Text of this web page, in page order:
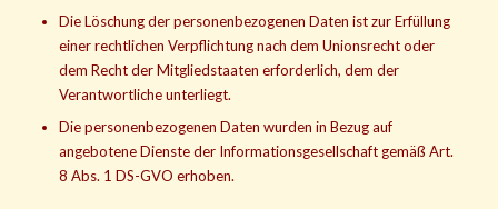
Die Löschung der personenbezogenen Daten ist zur Erfüllung
einer rechtlichen Verpflichtung nach dem Unionsrecht oder
dem Recht der Mitgliedstaaten erforderlich, dem der
Verantwortliche unterliegt.
Die personenbezogenen Daten wurden in Bezug auf
angebotene Dienste der Informationsgesellschaft gemäß Art.
8 Abs. 1 DS-GVO erhoben.